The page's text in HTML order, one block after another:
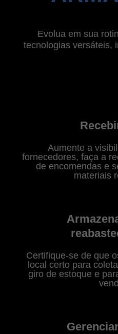
Evolua em sua
tecnologias versáteis,
Aumente a
fornecedores, faça a
de encomendas e
materiais
Certifique-se de que
local certo para
giro de estoque e